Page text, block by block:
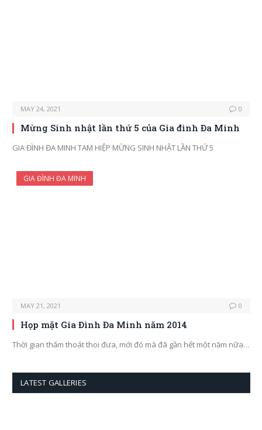
MAY 24, 2021 0
Mừng Sinh nhật lần thứ 5 của Gia đình Đa Minh
GIA ĐÌNH ĐA MINH TAM HIỆP MỪNG SINH NHẬT LẦN THỨ 5
GIA ĐÌNH ĐA MINH
MAY 21, 2021 0
Họp mặt Gia Đình Đa Minh năm 2014
Thời gian thấm thoát thoi đưa, mới đó mà đã gần hết một năm nữa…
LATEST GALLERIES